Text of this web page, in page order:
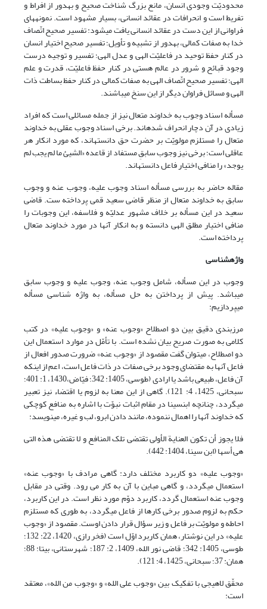
محدودیّت وجودی انسان، مانع بزرگ شناخت صحیح و به‏دور از افراط و
تفریط است و انحرافات در عقائد انسانی، بسیار مشهود است. نمونه‏های
فراوانی از این دست در عقائد انسانی یافت می‏شود: تفسیر صحیح اتّصاف
خدا به صفات کمالی، به‏دور از تشبیه و تأویل؛ تفسیر صحیح اختیار انسان
در کنار حفظ توحید در فاعلیّت الهی و عدل الهی؛ تفسیر و توجیه درست
وجود قبائح و شرور در عالم هستی در کنار حفظ فاعلیّت، قدرت و علم
الهی؛ تفسیر صحیح اتّصاف الهی به صفات کمالی در کنار حفظ بساطت ذات
الهی و مسائل فراوان دیگر از این سنخ می‏باشند.
مسأله اسناد وجوب به خداوند متعال نیز از جمله مسائلی است که افراد
زیادی در آن دچار انحراف شده‏اند. برخی اسناد وجوب عقلی به خداوند
متعال را مستلزم مولویّت بر حضرت حق دانسته‏اند، که مورد انکار هر
عاقلی است؛ برخی نیز وجوب سابقِ مستفاد از قاعده «الشیئ ما لم یجب لم
یوجد» را منافی اختیار فاعل دانسته‏اند.
مقاله حاضر به بررسی مسأله اسناد وجوب علیه، وجوب عنه و وجوب
سابق به خداوند متعال از منظر قاضی سعید قمی پرداخته ست. قاضی
سعید در این مسأله بر خلاف مشهور عدلیّه و فلاسفه، این وجوبات را
منافی اختیار مطلق الهی دانسته و به انکار آنها در مورد خداوند متعال
‏پرداخته است.
واژه‏شناسی
وجوب در این مسأله، شامل وجوب عنه، وجوب علیه و وجوب سابق
می‏باشد. پیش از پرداختن به حل مسأله، به واژه شناسی مسأله
می‏پردازیم:
مرزبندی دقیق بین دو اصطلاح «وجوب عنه» و «وجوب علیه» در کتب
کلامی به صورت صریح بیان نشده است. با تأمّل در موارد استعمال این
دو اصطلاح، می‏توان گفت مقصود از «وجوب عنه» ضرورت صدور افعال از
فاعل آنها به مقتضای وجود برخی صفات در ذات فاعل است، اعم از اینکه
آن فاعل، طبیعی باشد یا ارادی (طوسی، 1405: 342؛ فیّاض،1430، 1: 401؛
سبحانی، 1425، 4: 121). گاهی از این معنا به لزوم یا اقتضاء نیز تعبیر
می‏گردد، چنانچه ابن‏سینا در مقام اثبات نبوّت با اشاره به منافع کوچکی
که خداوند آنها را اهمال ننموده، مانند دادن ابرو، لب و غیره، می‏نویسد:
فلا یجوز أن تکون العنایة الأولى تقتضی تلک المنافع و لا تقتضی هذه التی
هی أسها (ابن سینا، 1404: 442).
«وجوب علیه» دو کاربرد مختلف دارد: گاهی مرادف با «وجوب عنه»
استعمال می‏گردد، و گاهی مباین با آن به کار می رود. وقتی در مقابل
وجوب عنه استعمال گردد، کاربرد دوّم مورد نظر است. در این کاربرد،
حکم به لزوم صدور برخی کارها از فاعل می‏گردد، به طوری که مستلزم
احاطه و مولویّت بر فاعل و زیر سؤال قرار دادن اوست. مقصود از «وجوب
علیه» در این نوشتار، همان کاربرد اوّل است (فخر رازی، 1420، 22: 132؛
طوسی، 1405: 342؛ قاضى نور الله‏، 1409، 2: 187؛ شهرستانی، بی‏تا: 88؛
همان: 37؛ سبحانی، 1425، 4: 121).
محقّق لاهیجی با تفکیک بین «وجوب علی الله» و «وجوب من الله»، معتقد
است: